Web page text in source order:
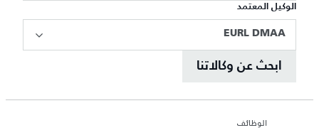
الوكيل المعتمد
EURL DMAA
ابحث عن وكالاتنا
الوظائف